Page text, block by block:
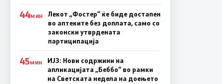
44МИН
Лекот „Фостер“ ќе биде достапен
во аптеките без доплата, само со
законски утврдената
партиципација
45МИН
ИЈЗ: Нови содржини на
апликацијата „Беббо“ во рамки
на Светската недела на доењето